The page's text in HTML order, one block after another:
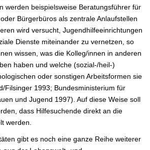
werden beispielsweise Beratungsführer für
Bürgerbüros als zentrale Anlaufstellen
wird versucht, Jugendhilfeeinrichtungen
Dienste miteinander zu vernetzen, so
wissen, was die Kolleg/innen in anderen
haben und welche (sozial-/heil-)
oder sonstigen Arbeitsformen sie
Filsinger 1993; Bundesministerium für
und Jugend 1997). Auf diese Weise soll
dass Hilfesuchende direkt an die
werden.
gibt es noch eine ganze Reihe weiterer